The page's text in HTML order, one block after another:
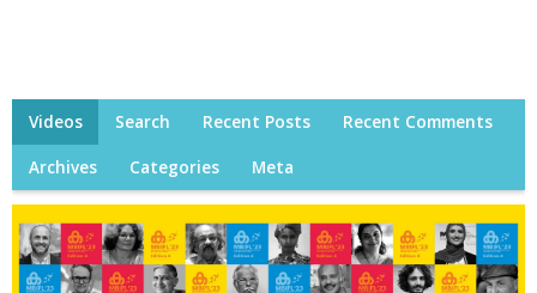
Videos Search Recent Posts Recent Comments
Archives Categories Meta